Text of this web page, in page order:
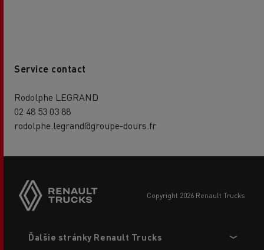
Service contact
Rodolphe LEGRAND
02 48 53 03 88
rodolphe.legrand@groupe-dours.fr
copyright 2026 Renault Trucks
menu
Ďalšie stránky Renault Trucks